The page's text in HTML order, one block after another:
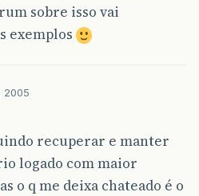
sobre isso vai
exemplos
2005
recuperar e manter
logado com maior
o q me deixa chateado é o